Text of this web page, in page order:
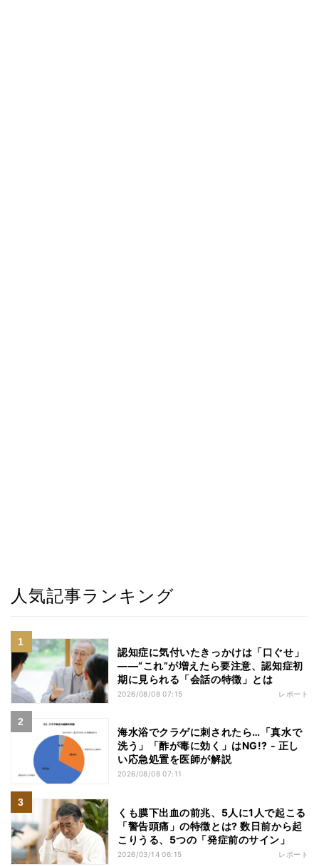
人気記事ランキング
認知症に気付いたきっかけは「口ぐせ」
――“これ”が増えたら要注意、認知症初
期に見られる「会話の特徴」とは
2026/08/08 07:15 レポート
海水浴でクラゲに刺されたら…「真水で
洗う」「酢が毒に効く」はNG!? - 正し
い応急処置を医師が解説
2026/08/08 07:11
くも膜下出血の前兆、5人に1人で起こる
「警告頭痛」の特徴とは? 数日前から起
こりうる、5つの「発症前のサイン」
2026/03/14 06:15 レポート